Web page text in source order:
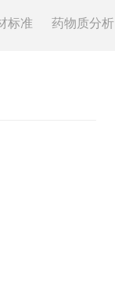
标准 药物质分析